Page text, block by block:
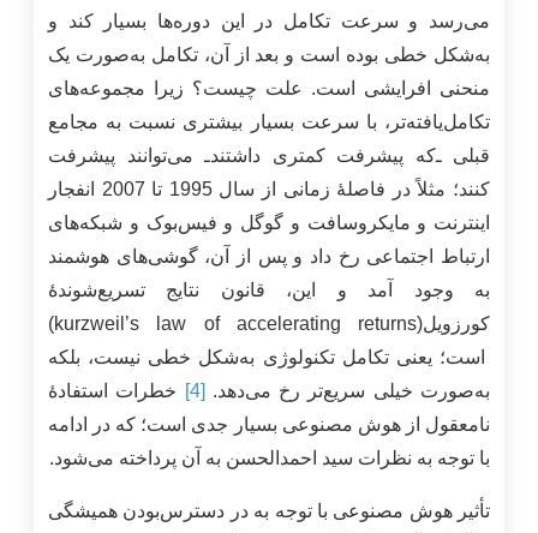
می‌رسد و سرعت تکامل در این دوره‌ها بسیار کند و
به‌شکل خطی بوده است و بعد از آن، تکامل به‌صورت یک
منحنی افرايشی است. علت چیست؟ زیرا مجموعه‌های
تکامل‌یافته‌تر، با سرعت بسیار بیشتری نسبت به مجامع
قبلی ـ‌که پیشرفت کمتری داشتندـ می‌توانند پیشرفت
کنند؛ مثلاً در فاصلۀ زمانی از سال 1995 تا 2007 انفجار
اینترنت و مایکروسافت و گوگل و فیس‌بوک و شبکه‌های
ارتباط اجتماعی رخ داد و پس از آن، گوشی‌های هوشمند
به وجود آمد و این، قانون نتایج تسریع‌شوندۀ
کورزویل(kurzweil’s law of accelerating returns)
است؛ یعنی تکامل تکنولوژی به‌شکل خطی نیست، بلکه
به‌صورت خیلی سریع‌تر رخ می‌دهد. [4]
خطرات استفادۀ
نامعقول از هوش مصنوعی بسیار جدی است؛ که در ادامه
با توجه به نظرات سید احمدالحسن به آن پرداخته می‌شود.
تأثیر هوش مصنوعی با توجه به در دسترس‌بودن همیشگی